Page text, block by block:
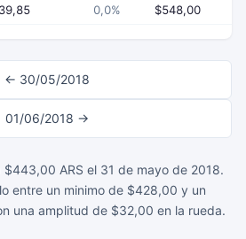
0,0% $548,00
← 30/05/2018
01/06/2018 →
$443,00 ARS el 31 de mayo de 2018.
entre un minimo de $428,00 y un
una amplitud de $32,00 en la rueda.